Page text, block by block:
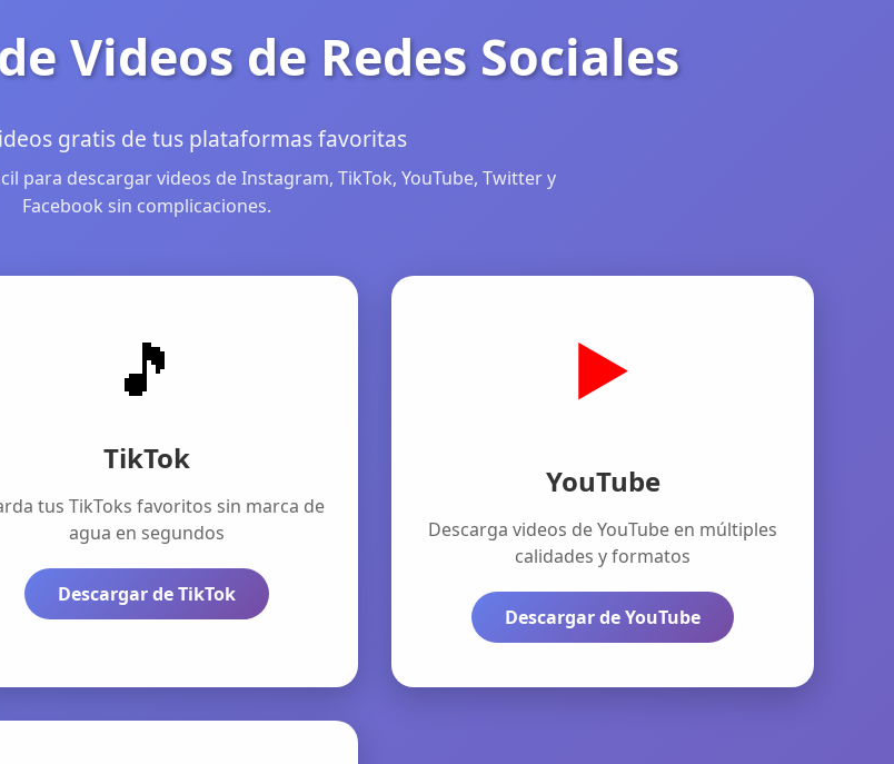
Videos de Redes Sociales
gratis de tus plataformas favoritas
para descargar videos de Instagram, TikTok, YouTube, Twitter y
Facebook sin complicaciones.
🎵
TikTok
tus TikToks favoritos sin marca de
agua en segundos
Descargar de TikTok
▶️
YouTube
Descarga videos de YouTube en múltiples
calidades y formatos
Descargar de YouTube